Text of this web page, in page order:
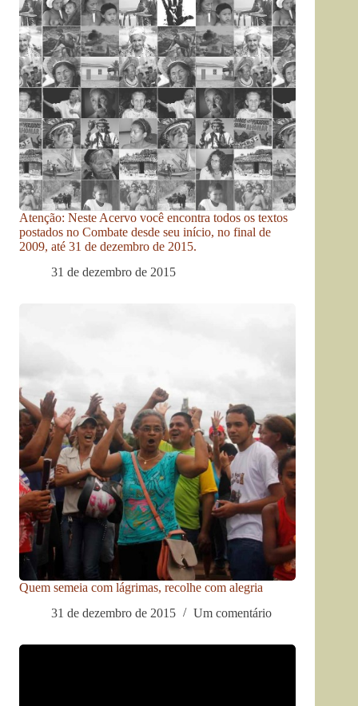
Atenção: Neste Acervo você encontra todos os textos
postados no Combate desde seu início, no final de
2009, até 31 de dezembro de 2015.
31 de dezembro de 2015
Quem semeia com lágrimas, recolhe com alegria
31 de dezembro de 2015
Um comentário